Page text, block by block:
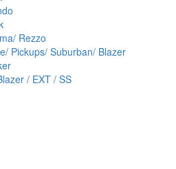
Rezzo
Pickups/ Suburban/ Blazer
/ EXT / SS